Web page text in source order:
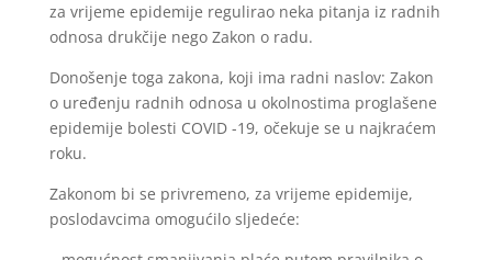
za vrijeme epidemije regulirao neka pitanja iz radnih
odnosa drukčije nego Zakon o radu.
Donošenje toga zakona, koji ima radni naslov: Zakon
o uređenju radnih odnosa u okolnostima proglašene
epidemije bolesti COVID -19, očekuje se u najkraćem
roku.
Zakonom bi se privremeno, za vrijeme epidemije,
poslodavcima omogućilo sljedeće: